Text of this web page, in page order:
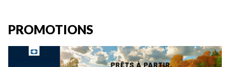
PROMOTIONS